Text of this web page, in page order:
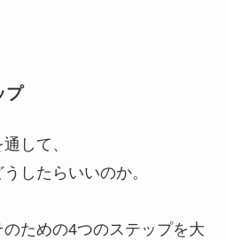
プ
して、
したらいいのか。
ための4つのステップを大